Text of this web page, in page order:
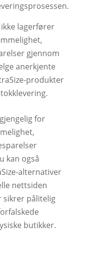
lagerfører
gjennom
anerkjente
produkter
for
kan også
alternativer
nettsiden
pålitelig
butikker.